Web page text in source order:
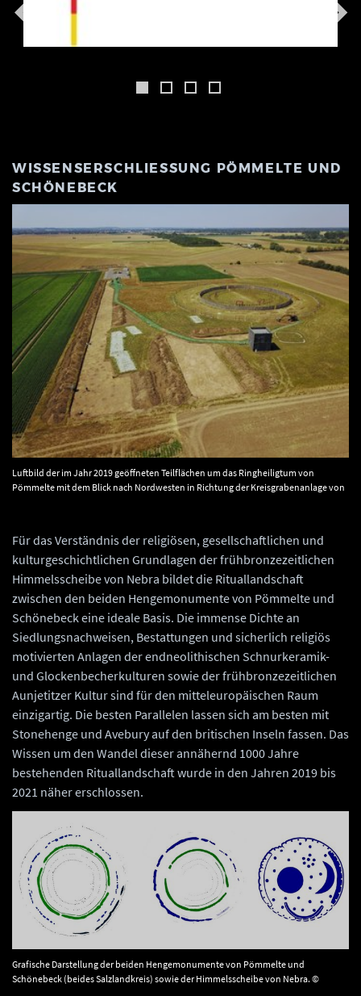
WISSENSERSCHLIESSUNG PÖMMELTE UND S
CHÖNEBECK
Luftbild der im Jahr 2019 geöffneten Teilflächen um das Ringheiligtum von
Pömmelte mit dem Blick nach Nordwesten in Richtung der Kreisgrabenanlage von
Für das Verständnis der religiösen, gesellschaftlichen und
kulturgeschichtlichen Grundlagen der frühbronzezeitlichen
Himmelsscheibe von Nebra bildet die Rituallandschaft
zwischen den beiden Hengemonumente von Pömmelte und
Schönebeck eine ideale Basis. Die immense Dichte an
Siedlungsnachweisen, Bestattungen und sicherlich religiös
motivierten Anlagen der endneolithischen Schnurkeramik-
und Glockenbecherkulturen sowie der frühbronzezeitlichen
Aunjetitzer Kultur sind für den mitteleuropäischen Raum
einzigartig. Die besten Parallelen lassen sich am besten mit
Stonehenge und Avebury auf den britischen Inseln fassen. Das
Wissen um den Wandel dieser annähernd 1000 Jahre
bestehenden Rituallandschaft wurde in den Jahren 2019 bis
2021 näher erschlossen.
Grafische Darstellung der beiden Hengemonumente von Pömmelte und
Schönebeck (beides Salzlandkreis) sowie der Himmelsscheibe von Nebra. ©